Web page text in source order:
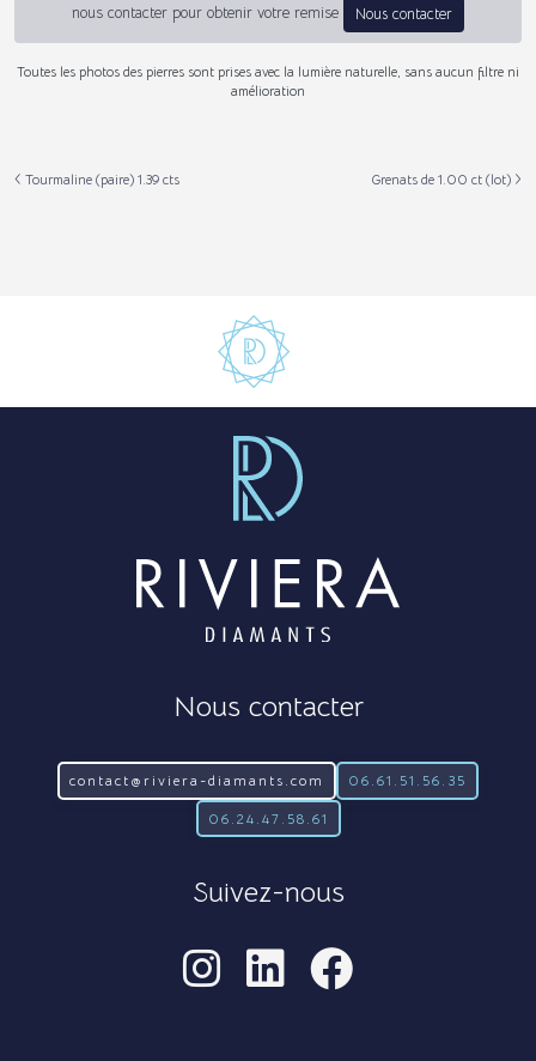
nous contacter pour obtenir votre remise
Nous contacter
Toutes les photos des pierres sont prises avec la lumière naturelle, sans aucun filtre ni
amélioration
Tourmaline (paire) 1.39 cts Grenats de 1.00 ct (lot)
Nous contacter
contact@riviera-diamants.com 06.61.51.56.35
06.24.47.58.61
Suivez-nous